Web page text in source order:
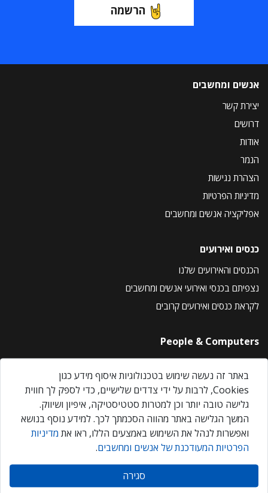
הרשמה
אנשים ומחשבים
יצירת קשר
דרושים
אודות
הנמר
הצהרת נגישות
מדיניות הפרטיות
אפליקציה אנשים ומחשבים
כנסים ואירועים
הכנסים והאירועים שלנו
נצפיתם בכנסי ואירועי אנשים ומחשבים
לקראת כנסים ואירועים קרובים
People & Computers
About Us
Privacy Policy
Contact Us
Our Events
אנשים ומחשבים © 2026 – כל הזכויות שמורות
באתר זה נעשה שימוש בטכנולוגיות איסוף מידע כגון
Cookies, לרבות על ידי צדדים שלישיים, כדי לספק לך חווית
גלישה טובה יותר וכן למטרות סטטיסטיקה, איפיון ושיווק.
המשך הגלישה באתר מהווה הסכמתך לכך. למידע נוסף בנושא
ואפשרות לנהל את השימוש באמצעים הללו, ראו את מדיניות
הפרטיות המעודכנת של אנשים ומחשבים.
סגירה